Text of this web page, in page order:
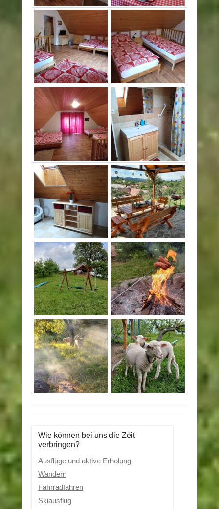
Wie können bei uns die Zeit
verbringen?
Ausflüge und aktive Erholung
Wandern
Fahrradfahren
Skiausflug